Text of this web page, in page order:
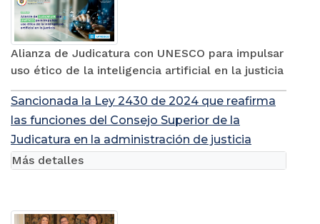
Alianza de Judicatura con UNESCO para impulsar
uso ético de la inteligencia artificial en la justicia
Sancionada la Ley 2430 de 2024 que reafirma
las funciones del Consejo Superior de la
Judicatura en la administración de justicia
Más detalles